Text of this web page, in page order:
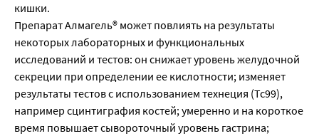
кишки.
Препарат Алмагель® может повлиять на результаты
некоторых лабораторных и функциональных
исследований и тестов: он снижает уровень желудочной
секреции при определении ее кислотности; изменяет
результаты тестов с использованием технеция (Тс99),
например сцинтиграфия костей; умеренно и на короткое
время повышает сывороточный уровень гастрина;